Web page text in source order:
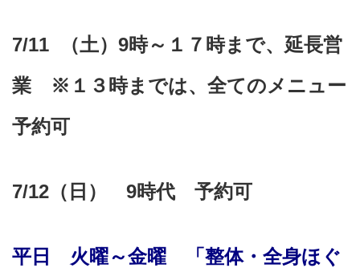
7/11 （土）9時～１７時まで、延長営
業 ※１３時までは、全てのメニュー
予約可
7/12（日） 9時代 予約可
平日 火曜～金曜 「整体・全身ほぐ